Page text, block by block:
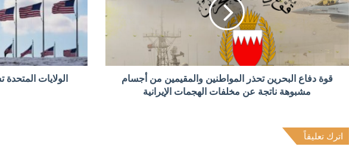
منذ 10 ساعات
أردوغان: إرسال تشريع يتعلق بحل حزب العمال الكردستاني إلى البرلمان خلال
الدولار يتراجع بعد تثبيت المركزي الأميركي الفائدة
منذ 10 ساعات
قوة دفاع البحرين تحذر المواطنين والمقيمين من أجسام
مشبوهة ناتجة عن مخلفات الهجمات الإيرانية
الولايات
اترك تعليقاً